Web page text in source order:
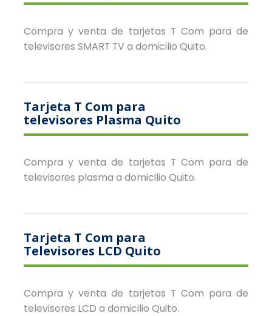
Compra y venta de tarjetas T Com para de
televisores SMART TV a domicilio Quito.
Tarjeta T Com para
televisores Plasma Quito
Compra y venta de tarjetas T Com para de
televisores plasma a domicilio Quito.
Tarjeta T Com para
Televisores LCD Quito
Compra y venta de tarjetas T Com para de
televisores LCD a domicilio Quito.